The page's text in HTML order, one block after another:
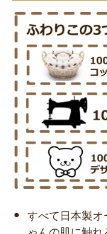
すべて日本製
ゃんの肌に触